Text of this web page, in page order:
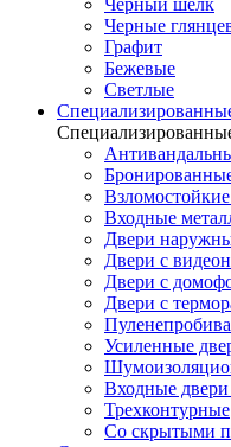
Черный шелк
Черные
Графит
Бежевые
Светлые
Входные
Двери
Двери с
Двери с
Двери с
Усиленные
Входные двери
Трехконтурные
Со скрытыми